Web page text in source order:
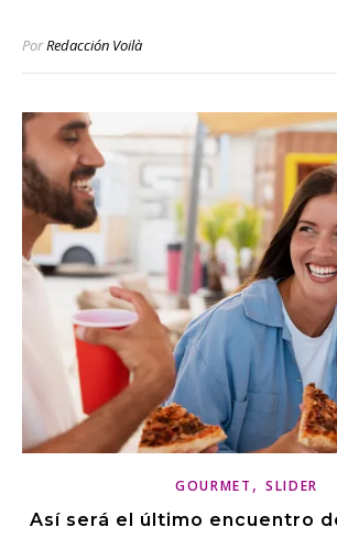
PorRedacción Voilà
GOURMET , SLIDER
Así será el último encuentro